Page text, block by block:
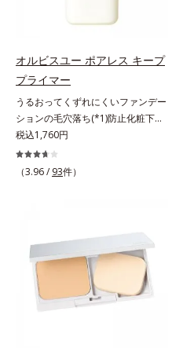
オルビスユー ポアレス キープ
プライマー
うるおってくずれにくいファンデー
ションの毛穴落ち(*1)防止化粧下
地。ファンデーションの毛穴落ち
(*1)防止化粧下地です。毛穴
1/10000サイズのマイクロカバー成
ず、メイクのりがUPします。水分
と皮脂のバランスを整え、乾燥＆ベ
タつきレスに。さらに毛穴周りの肌
にうるおいを与え、キュッと引き締
め＆ハリ感をUPさせます。また皮
税込1,760円
（3.96 / 93件）